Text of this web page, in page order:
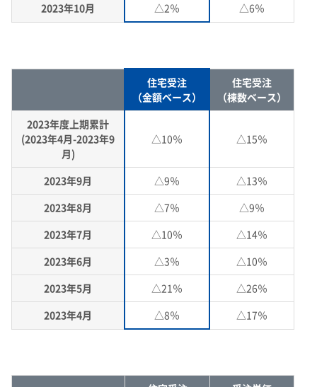
2023年10月
△2％ △6％
住宅受注
（金額ベース）
住宅受注
（棟数ベース）
2023年度上期累計
(2023年4月-2023年9
月)
△10％ △15％
2023年9月 △9％
△13％
2023年8月
△7％
△9％
2023年7月
△10％
△14％
2023年6月
△3％
△10％
2023年5月
△21％
△26％
2023年4月
△8％ △17％